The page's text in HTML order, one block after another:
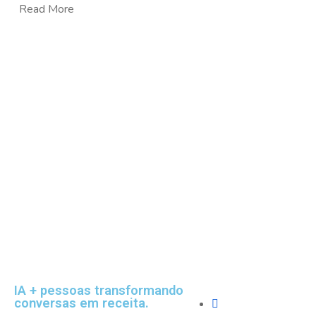
Read More
IA + pessoas transformando
conversas em receita.